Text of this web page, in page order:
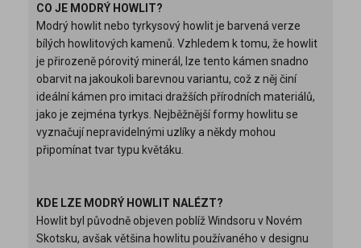
CO JE MODRÝ HOWLIT?
Modrý howlit nebo tyrkysový howlit je barvená verze
bílých howlitových kamenů. Vzhledem k tomu, že howlit
je přirozeně pórovitý minerál, lze tento kámen snadno
obarvit na jakoukoli barevnou variantu, což z něj činí
ideální kámen pro imitaci dražších přírodních materiálů,
jako je zejména tyrkys. Nejběžnější formy howlitu se
vyznačují nepravidelnými uzlíky a někdy mohou
připomínat tvar typu květáku.
KDE LZE MODRÝ HOWLIT NALÉZT?
Howlit byl původně objeven poblíž Windsoru v Novém
Skotsku, avšak většina howlitu používaného v designu